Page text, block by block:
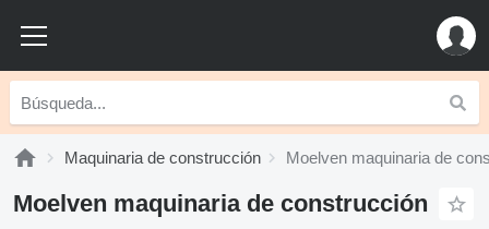
Maquinaria de construcción Moelven maquinaria de
Moelven maquinaria de construcción